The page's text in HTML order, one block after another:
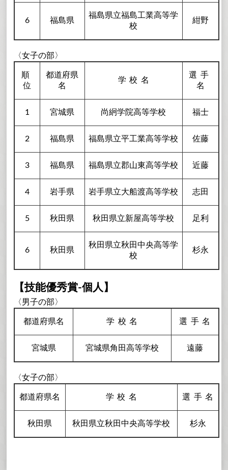
6 福島県
福島県立福島工業高等学
校
紺野
〈女子の部〉
順
位
都道府県
名
学校 名
選手
名
1 宮城県 尚絅学院高等学校 福士
2 福島県 福島県立平工業高等学校 佐藤
3 福島県 福島県立郡山東高等学校 近藤
4 岩手県 岩手県立大船渡高等学校 志田
5 秋田県 秋田県立新屋高等学校 足利
6 秋田県
秋田県立秋田中央高等学
校
杉永
【技能優秀賞-個人】
〈男子の部〉
都道府県名 学校名 選手名
宮城県 宮城県角田高等学校 遠藤
〈女子の部〉
都道府県名 学校 名 選手名
秋田県 秋田県立秋田中央高等学校 杉永